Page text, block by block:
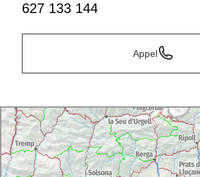
627 133 144
Appel